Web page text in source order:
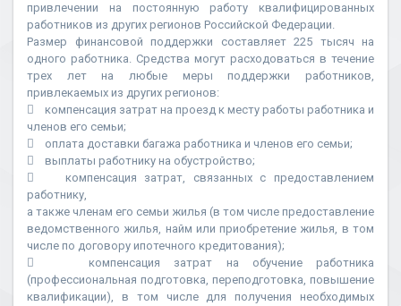
привлечении на постоянную работу квалифицированных
работников из других регионов Российской Федерации.
Размер финансовой поддержки составляет 225 тысяч на
одного работника. Средства могут расходоваться в течение
трех лет на любые меры поддержки работников,
привлекаемых из других регионов:
 компенсация затрат на проезд к месту работы работника и
членов его семьи;
 оплата доставки багажа работника и членов его семьи;
 выплаты работнику на обустройство;
 компенсация затрат, связанных с предоставлением
работнику,
а также членам его семьи жилья (в том числе предоставление
ведомственного жилья, найм или приобретение жилья, в том
числе по договору ипотечного кредитования);
 компенсация затрат на обучение работника
(профессиональная подготовка, переподготовка, повышение
квалификации), в том числе для получения необходимых